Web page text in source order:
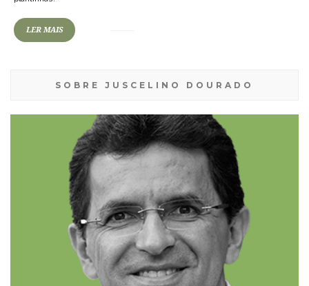
LER MAIS
SOBRE JUSCELINO DOURADO